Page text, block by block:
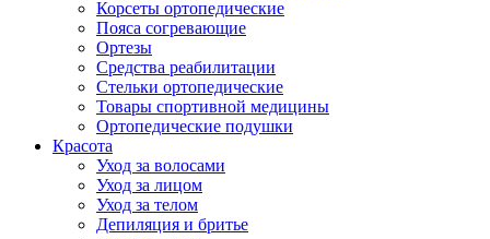
Корсеты ортопедические
Пояса согревающие
Ортезы
Средства реабилитации
Стельки ортопедические
Товары спортивной медицины
Ортопедические подушки
Красота
Уход за волосами
Уход за лицом
Уход за телом
Депиляция и бритье